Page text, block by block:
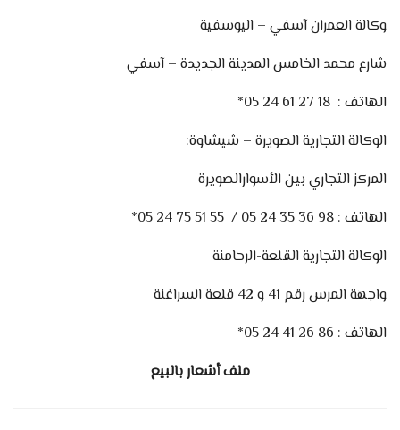
وكالة العمران آسفي – اليوسفية
شارع محمد الخامس المدينة الجديدة – آسفي
الهاتف : 18 27 61 24 05*
الوكالة التجارية الصويرة – شيشاوة:
المركز التجاري بين الأسوارالصويرة
الهاتف : 98 36 35 24 05 / 55 51 75 24 05*
الوكالة التجارية القلعة-الرحامنة
واجهة المرس رقم 41 و 42 قلعة السراغنة
الهاتف : 86 26 41 24 05*
ملف أشعار بالبيع